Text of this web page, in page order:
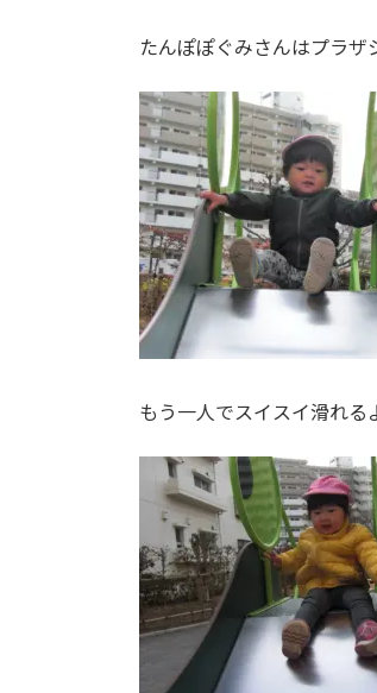
たんぽぽぐみさんはプラ
もう一人でスイスイ滑れ